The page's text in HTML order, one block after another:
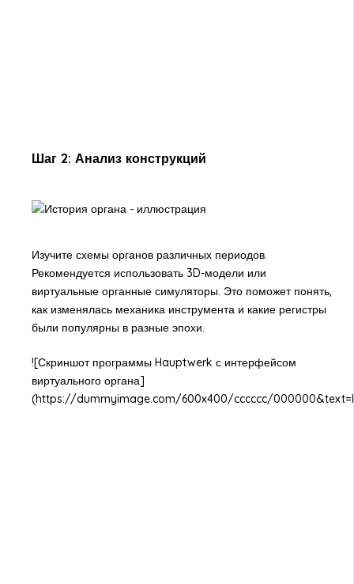
Шаг 2: Анализ конструкций
Изучите схемы органов различных периодов.
Рекомендуется использовать 3D-модели или
виртуальные органные симуляторы. Это поможет понять,
как изменялась механика инструмента и какие регистры
были популярны в разные эпохи.
![Скриншот программы Hauptwerk с интерфейсом
виртуального органа]
(https://dummyimage.com/600x400/cccccc/